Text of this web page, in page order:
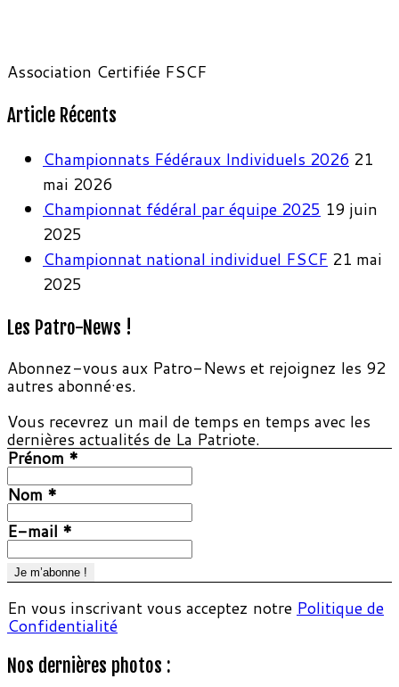
Association Certifiée FSCF
Article Récents
Championnats Fédéraux Individuels 2026 21
mai 2026
Championnat fédéral par équipe 2025 19 juin
2025
Championnat national individuel FSCF 21 mai
2025
Les Patro-News !
Abonnez-vous aux Patro-News et rejoignez les 92
autres abonné·es.
Vous recevrez un mail de temps en temps avec les
dernières actualités de La Patriote.
Prénom *
Nom *
E-mail *
En vous inscrivant vous acceptez notre Politique de
Confidentialité
Nos dernières photos :